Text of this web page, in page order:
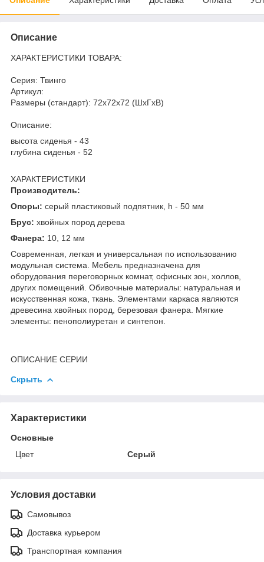
Описание
ХАРАКТЕРИСТИКИ ТОВАРА:
Серия: Твинго
Артикул:
Размеры (стандарт): 72x72x72 (ШхГхВ)
Описание:
высота сиденья - 43
глубина сиденья - 52
ХАРАКТЕРИСТИКИ
Производитель:
Опоры: серый пластиковый подпятник, h - 50 мм
Брус: хвойных пород дерева
Фанера: 10, 12 мм
Современная, легкая и универсальная по использованию
модульная система. Мебель предназначена для
оборудования переговорных комнат, офисных зон, холлов,
других помещений. Обивочные материалы: натуральная и
искусственная кожа, ткань. Элементами каркаса являются
древесина хвойных пород, березовая фанера. Мягкие
элементы: пенополиуретан и синтепон.
ОПИСАНИЕ СЕРИИ
Скрыть
Характеристики
Основные
Цвет
Серый
Условия доставки
Самовывоз
Доставка курьером
Транспортная компания